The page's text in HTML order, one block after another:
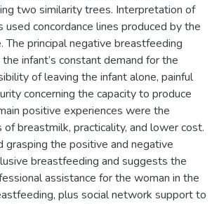
two similarity trees. Interpretation of
concordance lines produced by the
The principal negative breastfeeding
infant’s constant demand for the
of leaving the infant alone, painful
concerning the capacity to produce
positive experiences were the
breastmilk, practicality, and lower cost.
grasping the positive and negative
breastfeeding and suggests the
assistance for the woman in the
plus social network support to